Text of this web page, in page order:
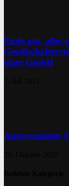
Ende gut, alles
einer GmbH
Autovermieter